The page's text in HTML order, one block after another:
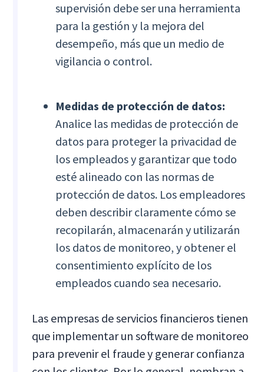
supervisión debe ser una herramienta
para la gestión y la mejora del
desempeño, más que un medio de
vigilancia o control.
Medidas de protección de datos:
Analice las medidas de protección de
datos para proteger la privacidad de
los empleados y garantizar que todo
esté alineado con las normas de
protección de datos. Los empleadores
deben describir claramente cómo se
recopilarán, almacenarán y utilizarán
los datos de monitoreo, y obtener el
consentimiento explícito de los
empleados cuando sea necesario.
Las empresas de servicios financieros tienen
que implementar un software de monitoreo
para prevenir el fraude y generar confianza